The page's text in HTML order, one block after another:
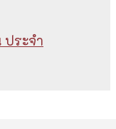
ประจำ